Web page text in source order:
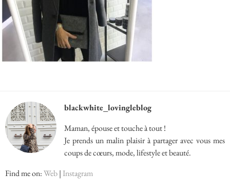
blackwhite_lovingleblog
Maman, épouse et touche à tout !
Je prends un malin plaisir à partager avec vous mes
coups de cœurs, mode, lifestyle et beauté.
Find me on:Web| Instagram